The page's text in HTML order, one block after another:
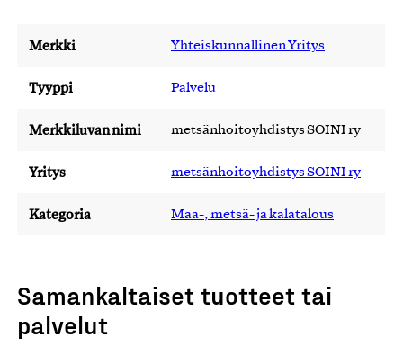
Merkki Yhteiskunnallinen Yritys
Tyyppi Palvelu
Merkkiluvan nimi metsänhoitoyhdistys SOINI ry
Yritys metsänhoitoyhdistys SOINI ry
Kategoria Maa-, metsä- ja kalatalous
Samankaltaiset tuotteet tai
palvelut